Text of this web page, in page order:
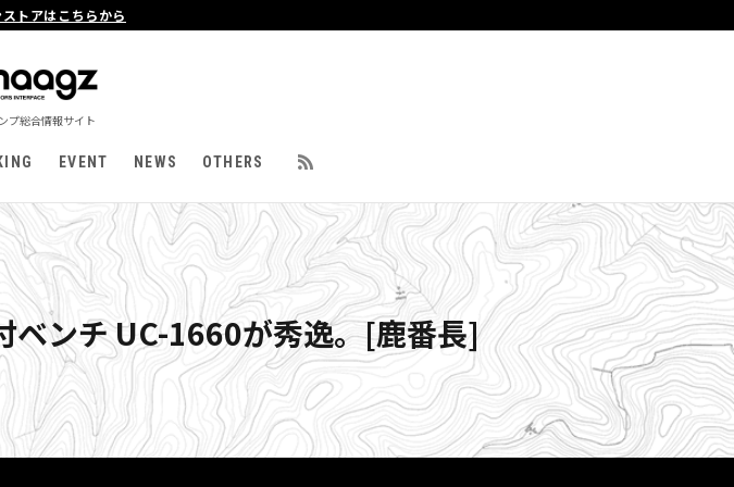
トアはこちらから
プ総合情報サイト
EVENT NEWS OTHERS
ベンチ UC-1660が秀逸。[鹿番長]